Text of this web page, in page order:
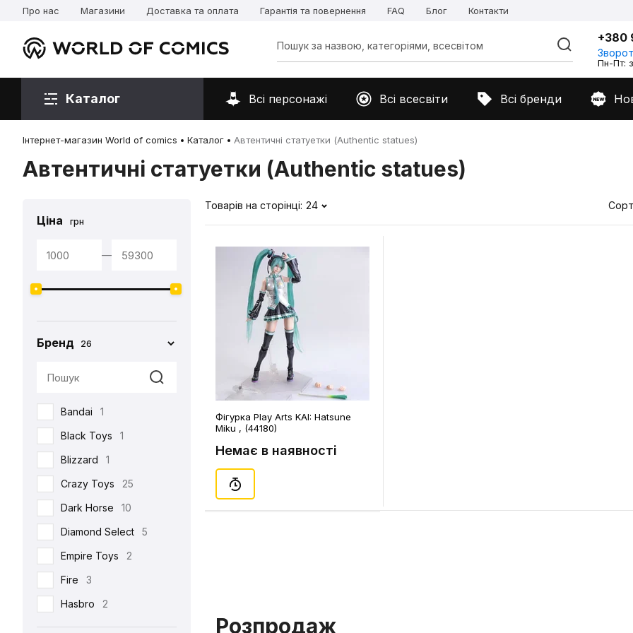
Про нас Магазини Доставка та оплата Гарантія та повернення FAQ Блог Контакти
+380
Пн-Пт:
Каталог Всі персонажі Всі всесвіти Всі бренди
Інтернет-магазин World of comics Каталог Автентичні статуетки (Authentic statues)
Автентичні статуетки (Authentic statues)
Ціна грн
—
Бренд 26
Bandai
1
Black Toys
1
Blizzard
1
Crazy Toys
25
Dark Horse
10
Diamond Select
5
Empire Toys
2
Fire
3
Hasbro
2
Hot Toys 93
Товарів на сторінці: 24
Фігурка Play Arts KAI: Hatsune
Miku , (44180)
Немає в наявності
Розпродаж